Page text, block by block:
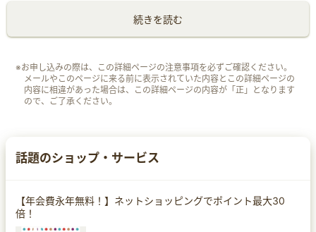
続きを読む
※お申し込みの際は、この詳細ページの注意事項を必ずご確認ください。
メールやこのページに来る前に表示されていた内容とこの詳細ページの
内容に相違があった場合は、この詳細ページの内容が「正」となります
ので、ご了承ください。
話題のショップ・サービス
【年会費永年無料！】ネットショッピングでポイント最大30
倍！